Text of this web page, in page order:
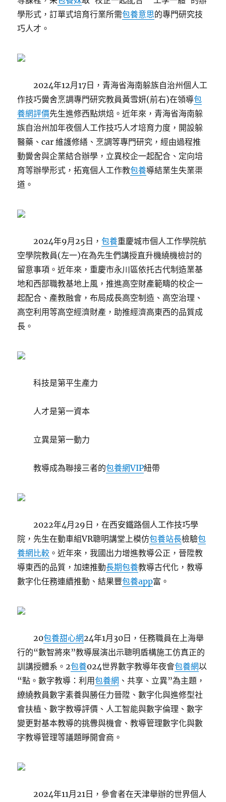
學形式，訂單式培育行業所需包養意思的專門研究技
巧人才。
2024年12月17日，青海省海南躲族自治州個人工
作技巧黌舍烹調專門研究教員黃雪妍(前右)在領導包
養網評價先生進修西點烘焙。近年來，青海省海南躲
族自治州加年夜個人工作技巧人才培育力度，開設躲
醫藥、car 維護修繕、烹調等專門研究，經由過程推
動黌舍與企業結合辦學，立異校企一起配合、定向培
育等辦學形式，拓寬個人工作教包養導結業生失業渠
道。
2024年9月25日，包養重慶城市個人工作學院航
空學院教員(左一)在為先生們講授直升機繞機檢討的
留意事項。近年來，重慶市永川區依托古代制造業基
地和西部職教基地上風，推進高空財產範疇的校企一
起配合、產教融會，布局成長高空制造、高空治理、
高空利用等高空經濟財產，助推經濟高東西的品質成
長。
科技是第平生產力
人才是第一資本
立異是第一動力
教導成為聯接三者的包養網VIP紐帶
2022年4月29日，在西安鐵路個人工作技巧學
院，先生在動車組VR聰明講堂上模仿包養站長檢驗包
養網比較 。近年來，我國出力增進教導公正，晉陞教
導東西的品質，加速推動長期包養教導古代化，教導
數字化任務連續推動、結果豐包養app富。
20包養甜心網24年1月30日，任務職員在上海舉
行的“數智將來”教導展演出示聰明盾構施工仿真正的
訓講授體系。2包養024世界數字教導年夜會包養網以
“點。數字教導：利用包養網 、共享、立異”為主題，
繚繞教員數字素養與勝任力晉陞、數字化與進修型社
會扶植、數字教導評價、人工智能與數字倫理、數字
變更對基本教導的挑釁與機會、教導管理數字化與數
字教導管理等議題睜開會商。
2024年11月21日，參會者在天津舉辦的世界個人